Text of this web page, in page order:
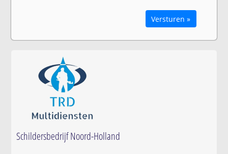
Versturen »
Schildersbedrijf Noord-Holland